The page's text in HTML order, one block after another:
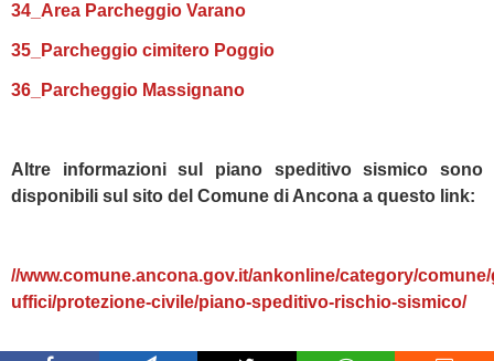
34_Area Parcheggio Varano
35_Parcheggio cimitero Poggio
36_Parcheggio Massignano
Altre informazioni sul piano speditivo sismico sono
disponibili sul sito del Comune di Ancona a questo link:
//www.comune.ancona.gov.it/ankonline/category/
uffici/protezione-civile/piano-speditivo-rischio-sismico/